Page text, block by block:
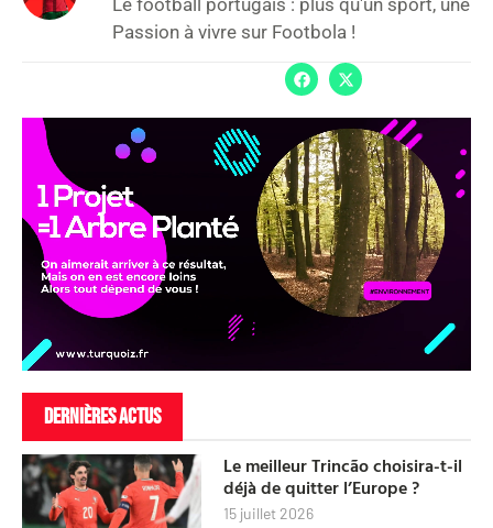
Le football portugais : plus qu'un sport, une
Passion à vivre sur Footbola !
DERNIÈRES ACTUS
Le meilleur Trincão choisira-t-il
déjà de quitter l’Europe ?
15 juillet 2026